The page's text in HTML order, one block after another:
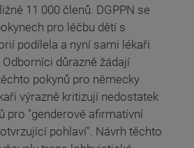
11 000 členů. DGPPN se
pro léčbu dětí s
podílela a nyní sami lékaři
důrazně žádají
pokynů pro německy
výrazně kritizují nedostatek
pro "genderově afirmativní
pohlaví". Návrh těchto